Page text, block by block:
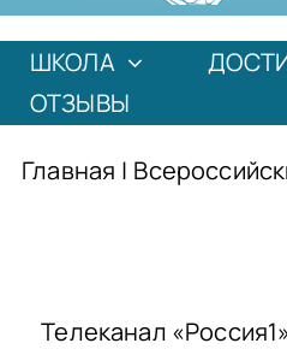
ШКОЛА
ОТЗЫВЫ
Главная |
Телеканал